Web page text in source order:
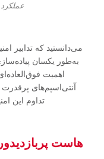
عملکرد
می‌دانستید که تدابیر
به‌طور یکسان
اهمیت
آنتی‌اسپم‌های
تداوم این
هاست